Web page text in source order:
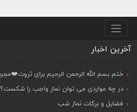
منو پایین
آخرین اخبار
ختم بسم الله الرحمن الرحیم برای
در چه مواردی می توان نماز واجب را شکست؟
فضایل و برکات نماز شب